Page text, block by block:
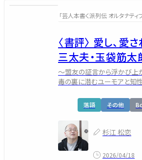
「芸人本書く派列伝 オルタナティ
〈書評〉 愛し、愛さ
三太夫・玉袋筋太
～盟友の証言から浮かび上
毒の裏に潜むユーモアと知
落語 その他
杉江 松恋
2026/04/18